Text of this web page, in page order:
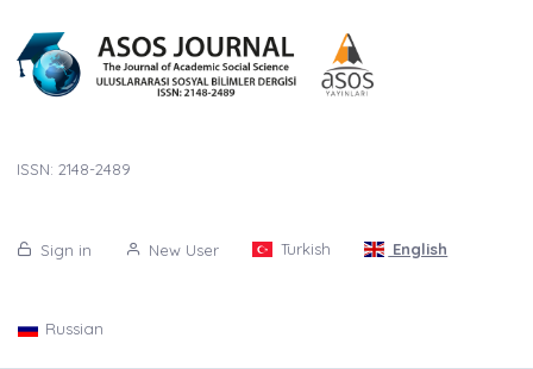
ISSN: 2148-2489
Sign in New User Turkish English
Russian